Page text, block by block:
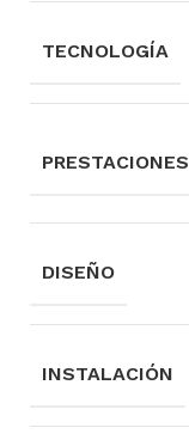
TECNOLOGÍA
PRESTACIONES
DISEÑO
INSTALACIÓN